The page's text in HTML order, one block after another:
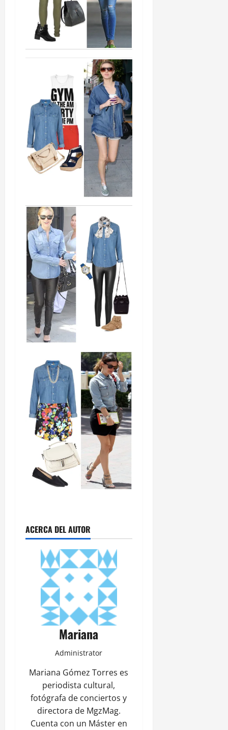
ACERCA DEL AUTOR
Mariana
Administrator
Mariana Gómez Torres es
periodista cultural,
fotógrafa de conciertos y
directora de MgzMag.
Cuenta con un Máster en